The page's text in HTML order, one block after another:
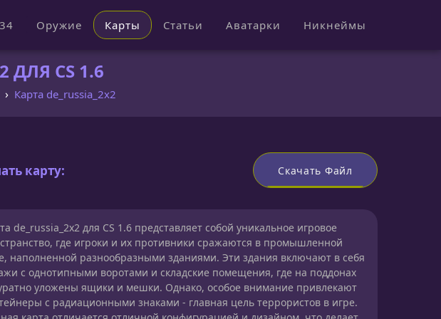
Оружие Карты Статьи Аватарки Никнеймы
ДЛЯ CS 1.6
Карта de_russia_2x2
карту: Скачать Файл
de_russia_2x2 для CS 1.6 представляет собой уникальное игровое
где игроки и их противники сражаются в промышленной
наполненной разнообразными зданиями. Эти здания включают в себя
с однотипными воротами и складские помещения, где на поддонах
уложены ящики и мешки. Однако, особое внимание привлекают
с радиационными знаками - главная цель террористов в игре.